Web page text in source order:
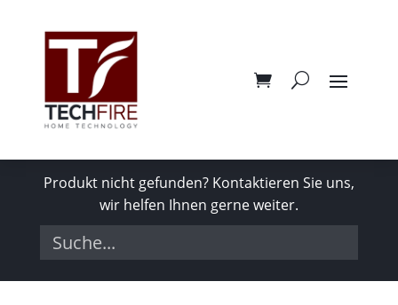
Produkt nicht gefunden? Kontaktieren Sie uns,
wir helfen Ihnen gerne weiter.